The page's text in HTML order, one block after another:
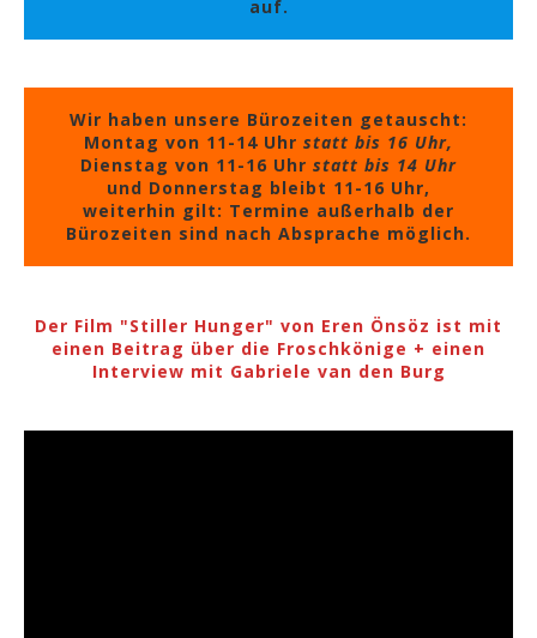
auf.
Wir haben unsere Bürozeiten getauscht:
Montag von 11-14 Uhr statt bis 16 Uhr,
Dienstag von 11-16 Uhr statt bis 14 Uhr
und Donnerstag bleibt 11-16 Uhr,
weiterhin gilt: Termine außerhalb der
Bürozeiten sind nach Absprache möglich.
Der Film "Stiller Hunger" von Eren Önsöz ist mit
einen Beitrag über die Froschkönige + einen
Interview mit Gabriele van den Burg